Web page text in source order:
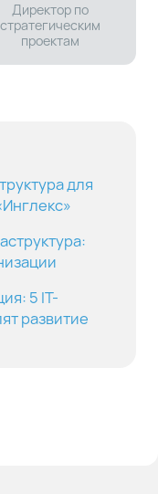
Директор по
стратегическим
проектам
для
5 IT-
развитие